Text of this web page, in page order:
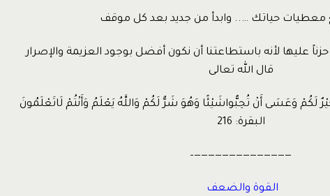
معطيات حياتك ….. وابدأ من جديد بعد كل موقف
عليها لأنه باستطاعتنا أن نكون أفضل بوجود العزيمة والإصرار
قال الله تعالى
لَكُمْ وَعَسَى أَنْ تُحِبُّواشَيْئًا وَهُوَ شَرٌّ لَكُمْ وَاللَّهُ يَعْلَمُ وَأَنْتُمْ لَاتَعْلَمُونَ
البقرة: 216
——————————————–
القوة والضعف